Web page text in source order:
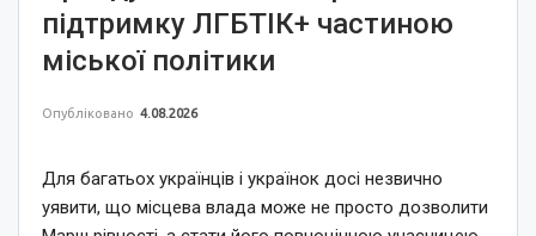
підтримку ЛГБТІК+ частиною
міської політики
Опубліковано 4.08.2026
Для багатьох українців і українок досі незвично
уявити, що місцева влада може не просто дозволити